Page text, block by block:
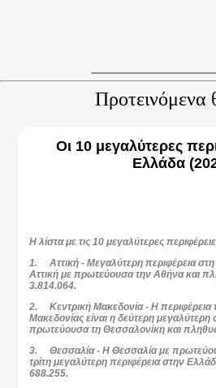
Προτεινόμενα
Οι 10 μεγαλύτερες
Ελλάδα
H λίστα με τις 10 μεγαλύτερες
1.Αττική - Μεγαλύτερη περιφέρεια
Αττική με πρωτεύουσα την Αθήνα και
3.814.064.
2.Κεντρική Μακεδονία- Η περιφέρεια
Μακεδονίας είναι η δεύτερη
πρωτεύουσα τη Θεσσαλονίκη και
3.Θεσσαλία- Η Θεσσαλία με
τρίτη μεγαλύτερη περιφέρεια στην
688.255.